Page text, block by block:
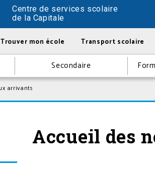
Centre de services scolaire
de la Capitale
Trouver mon école Transport scolaire
Secondaire
arrivants
Accueil des